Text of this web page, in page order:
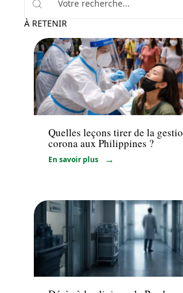
À RETENIR
Actualité
Quelles leçons tirer de la
corona aux Philippines ?
En savoir plus
Santé